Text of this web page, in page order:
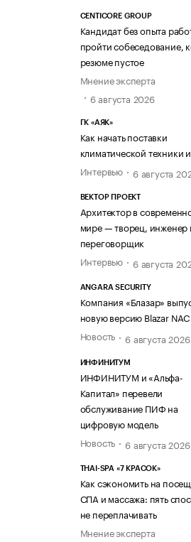
CENTICORE GROUP
Кандидат без опыта
пройти собеседование,
резюме пустое
Мнение эксперта
6 августа 2026
ГК «АЯК»
Как начать поставки
климатической техники
Интервью
6 августа
ВЕКТОР ПРОЕКТ
Архитектор в
мире — творец, инженер
переговорщик
Интервью
6 августа
ANGARA SECURITY
Компания «Блазар»
новую версию Blazar NAC
Новость
6 августа 2026
ИНФИНИТУМ
ИНФИНИТУМ и «Альфа-
Капитал» перевели
обслуживание ПИФ на
цифровую модель
Новость
6 августа 2026
THAI-SPA «7 КРАСОК»
Как сэкономить на
СПА и массажа: пять
не переплачивать
Мнение эксперта